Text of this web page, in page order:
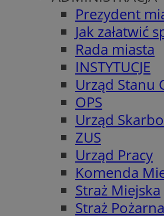
Prezydent
Jak załatwić
Rada miasta
INSTYTUCJE
Urząd Stanu
OPS
Urząd
ZUS
Urząd Pracy
Komenda
Straż Miejska
Straż Pożarna